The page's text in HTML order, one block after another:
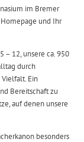
im Bremer
und Ihr
– 12, unsere ca. 950
durch
Ein
Bereitschaft zu
auf denen unsere
besonders